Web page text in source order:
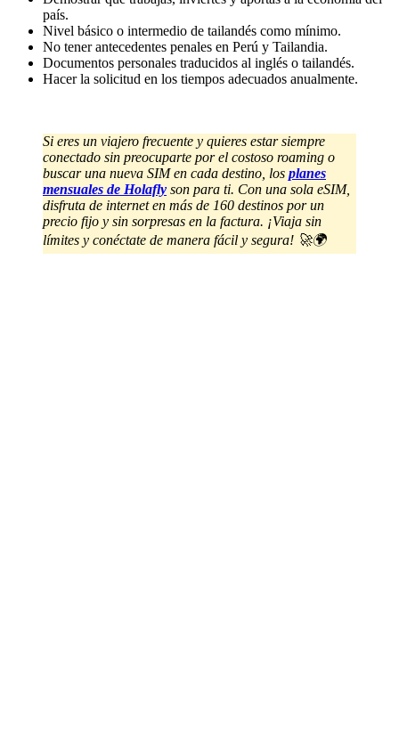
país.
Nivel básico o intermedio de tailandés como mínimo.
No tener antecedentes penales en Perú y Tailandia.
Documentos personales traducidos al inglés o tailandés.
Hacer la solicitud en los tiempos adecuados anualmente.
Si eres un viajero frecuente y quieres estar siempre
conectado sin preocuparte por el costoso roaming o
buscar una nueva SIM en cada destino, los planes
mensuales de Holafly son para ti. Con una sola eSIM,
disfruta de internet en más de 160 destinos por un
precio fijo y sin sorpresas en la factura. ¡Viaja sin
límites y conéctate de manera fácil y segura! 🚀🌍